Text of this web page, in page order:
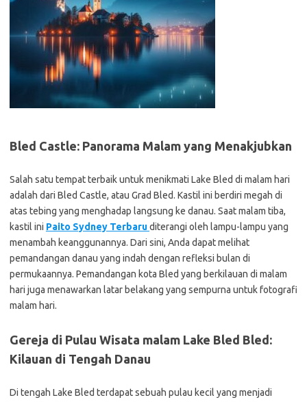
Bled Castle: Panorama Malam yang Menakjubkan
Salah satu tempat terbaik untuk menikmati Lake Bled di malam hari
adalah dari Bled Castle, atau Grad Bled. Kastil ini berdiri megah di
atas tebing yang menghadap langsung ke danau. Saat malam tiba,
kastil ini Paito Sydney Terbaruditerangi oleh lampu-lampu yang
menambah keanggunannya. Dari sini, Anda dapat melihat
pemandangan danau yang indah dengan refleksi bulan di
permukaannya. Pemandangan kota Bled yang berkilauan di malam
hari juga menawarkan latar belakang yang sempurna untuk fotografi
malam hari.
Gereja di Pulau Wisata malam Lake Bled Bled:
Kilauan di Tengah Danau
Di tengah Lake Bled terdapat sebuah pulau kecil yang menjadi